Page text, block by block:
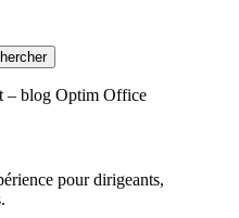
pour dirigeants,